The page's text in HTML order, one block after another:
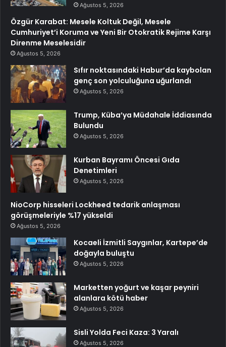
Ağustos 5, 2026
Özgür Karabat: Mesele Koltuk Değil, Mesele
Cumhuriyet’i Koruma ve Yeni Bir Otokratik Rejime Karşı
Direnme Meselesidir
Ağustos 5, 2026
Sıfır noktasındaki Habur’da kaybolan
genç son yolculuğuna uğurlandı
Ağustos 5, 2026
Trump, Küba’ya Müdahale İddiasında
Bulundu
Ağustos 5, 2026
Kurban Bayramı Öncesi Gıda
Denetimleri
Ağustos 5, 2026
NioCorp hisseleri Lockheed tedarik anlaşması
görüşmeleriyle %17 yükseldi
Ağustos 5, 2026
Kocaeli İzmitli Saygınlar, Kartepe’de
doğayla buluştu
Ağustos 5, 2026
Marketten yoğurt ve kaşar peyniri
alanlara kötü haber
Ağustos 5, 2026
Sisli Yolda Feci Kaza: 3 Yaralı
Ağustos 5, 2026